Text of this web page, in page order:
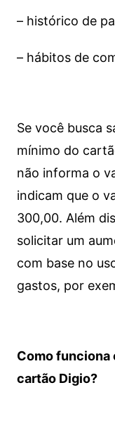
– histórico de
– hábitos de
Se você busca
mínimo do
não informa o
indicam que o
300,00. Além
solicitar um
com base no
gastos, por
Como funciona
cartão Digio?